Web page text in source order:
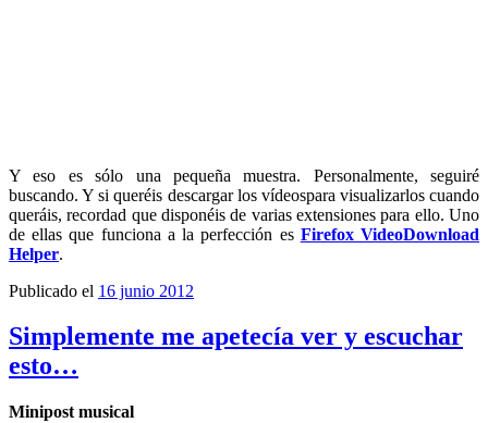
Y eso es sólo una pequeña muestra. Personalmente, seguiré
buscando. Y si queréis descargar los vídeospara visualizarlos cuando
queráis, recordad que disponéis de varias extensiones para ello. Uno
de ellas que funciona a la perfección es Firefox VideoDownload
Helper.
Publicado el 16 junio 2012
Simplemente me apetecía ver y escuchar
esto…
Minipost musical